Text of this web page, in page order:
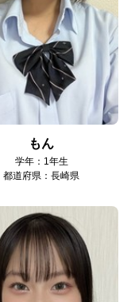
もん
学年：1年生
都道府県：長崎県